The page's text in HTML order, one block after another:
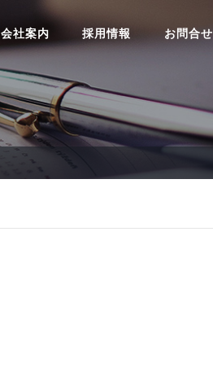
会社案内 採用情報 お問合せ